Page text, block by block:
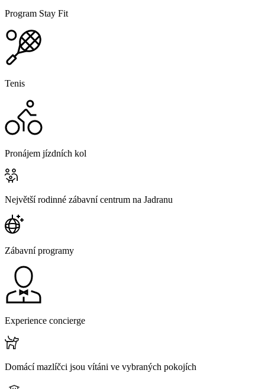
Program Stay Fit
Tenis
Pronájem jízdních kol
Největší rodinné zábavní centrum na Jadranu
Zábavní programy
Experience concierge
Domácí mazlíčci jsou vítáni ve vybraných pokojích